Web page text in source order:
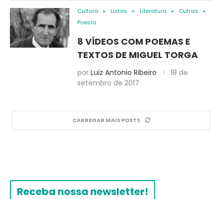
Cultura Listas Literatura
Outras
Poesia
8 VÍDEOS COM POEMAS E
TEXTOS DE MIGUEL TORGA
por Luiz Antonio Ribeiro
18 de
setembro de 2017
CARREGAR MAIS POSTS
Receba nossa newsletter!